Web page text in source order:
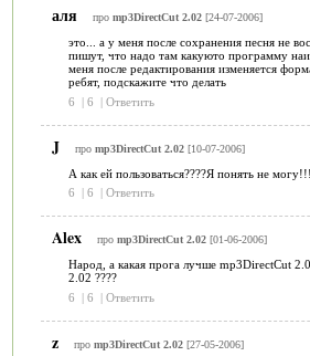
аля про mp3DirectCut 2.02[24-07-2006]
это... а у меня после сохранения песня не
пишут, что надо там какуюто программу
меня после редактирования изменяется
ребят, подскажите что делать
6
| 6 | Ответить
J про mp3DirectCut 2.02[10-07-2006]
А как ей пользоваться????Я понять не могу!!!
6
| 6 | Ответить
Alex про mp3DirectCut 2.02[01-06-2006]
Народ, а какая прога лучше mp3DirectCut
2.02 ????
6
| 6 | Ответить
z про mp3DirectCut 2.02[27-05-2006]